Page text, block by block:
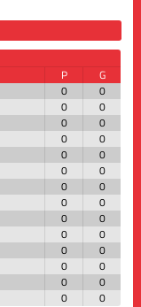
P
G
0
0
0
0
0
0
0
0
0
0
0
0
0
0
0
0
0
0
0
0
0
0
0
0
0
0
0 0